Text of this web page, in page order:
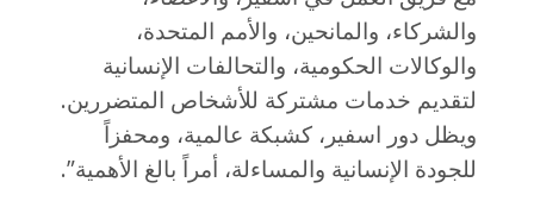
والشركاء، والمانحين، والأمم المتحدة،
والوكالات الحكومية، والتحالفات الإنسانية
لتقديم خدمات مشتركة للأشخاص المتضررين.
ويظل دور اسفير، كشبكة عالمية، ومحفزاً
للجودة الإنسانية والمساءلة، أمراً بالغ الأهمية”.